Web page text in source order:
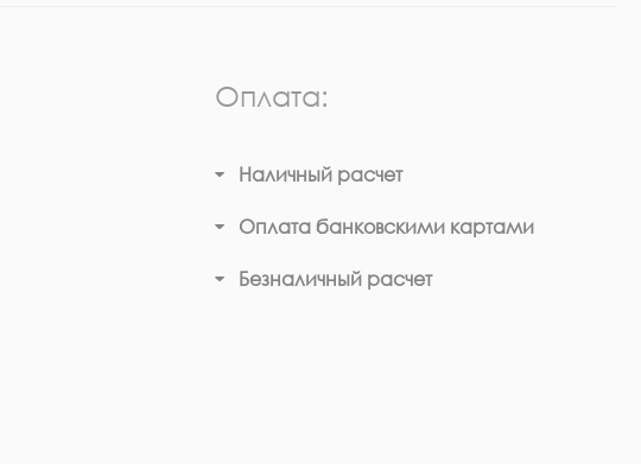
Оплата:
Наличный расчет
Оплата банковскими картами
Безналичный расчет